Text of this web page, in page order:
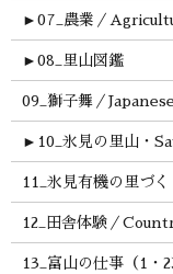
► 07_農業／
► 08_里山図鑑
09_獅子舞／
► 10_氷見の里山・
11_氷見有機の里づ
12_田舎体験／
13_富山の仕事（1・2